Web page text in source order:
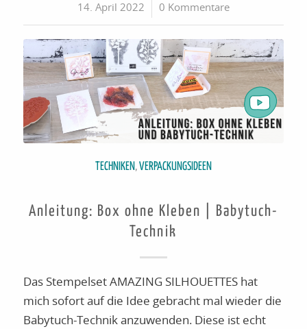
14. April 2022
/ 0 Kommentare
TECHNIKEN,VERPACKUNGSIDEEN
Anleitung: Box ohne Kleben | Babytuch-
Technik
Das Stempelset AMAZING SILHOUETTES hat
mich sofort auf die Idee gebracht mal wieder die
Babytuch-Technik anzuwenden. Diese ist echt